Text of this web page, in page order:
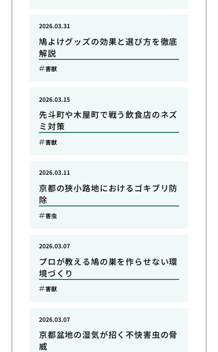
鳩よけグッズの効果と選び方を徹底
解説
2026.03.31
害獣
先斗町や木屋町で戦う飲食店のネズ
ミ対策
2026.03.15
害獣
京都の狭小路地におけるゴキブリ防
除
2026.03.11
害虫
プロが教える鳩の巣を作らせない環
境づくり
2026.03.07
害獣
京都盆地の湿気が招く不快害虫の脅
威
2026.03.07